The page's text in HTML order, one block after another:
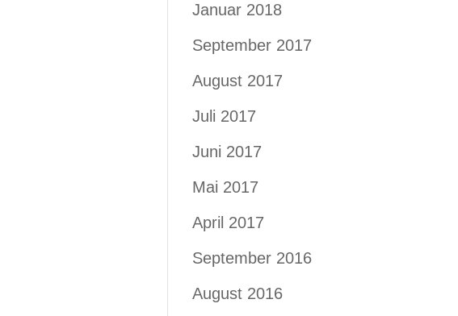
Januar 2018
September 2017
August 2017
Juli 2017
Juni 2017
Mai 2017
April 2017
September 2016
August 2016